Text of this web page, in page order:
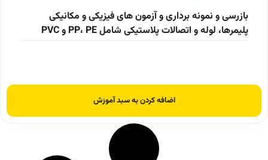
بازرسی و نمونه برداری و آزمون های فیزیکی و مکانیکی
پلیمرها، لوله و اتصالات پلاستیکی شامل PP، PE و PVC
اضافه کردن به سبد آموزش